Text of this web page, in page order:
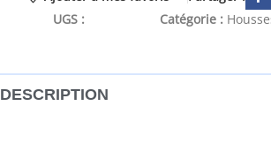
UGS :
Catégorie :
DESCRIPTION